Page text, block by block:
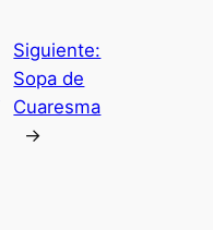
Siguiente:
Sopa de
Cuaresma
→